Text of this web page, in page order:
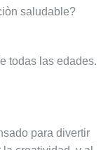
saludable?
todas las edades.
para divertir